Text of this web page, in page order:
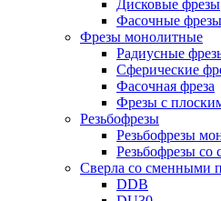
Дисковые фрезы
Фасочные фрезы
Фрезы монолитные
Радиусные
Сферические
Фасочная фреза
Фрезы с
Резьбофрезы
Резьбофрезы
Резьбофрезы
Сверла со сменными
DDB